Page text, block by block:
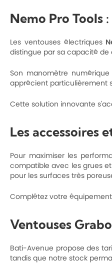
Nemo Pro Tools
Les ventouses électriques
distingue par sa capacité de
Son manomètre
apprécient particulièrement
Cette solution innovante
Les accessoires
Pour maximiser les
compatible avec les grues
pour les surfaces très
Complétez votre
Ventouses
Bati-Avenue propose des
tandis que notre stock